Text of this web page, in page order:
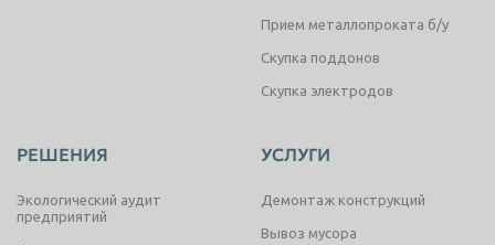
Прием металлопроката б/у
Скупка поддонов
Скупка электродов
РЕШЕНИЯ
Экологический аудит
предприятий
УСЛУГИ
Демонтаж конструкций
Вывоз мусора